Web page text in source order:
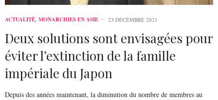
ACTUALITÉ, MONARCHIES EN ASIE 23 DÉCEMBRE 2021
Deux solutions sont envisagées pour
éviter l’extinction de la famille
impériale du Japon
Depuis des années maintenant, la diminution du nombre de membres au